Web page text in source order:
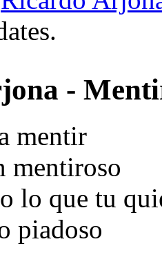
-
mentir
mentiroso
lo que tu
piadoso